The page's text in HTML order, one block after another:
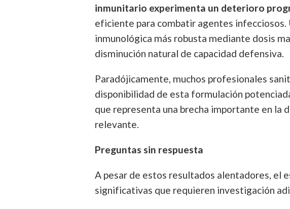
inmunitario experimenta un deterioro
eficiente para combatir agentes infecciosos.
inmunológica más robusta mediante dosis
disminución natural de capacidad defensiva.
Paradójicamente, muchos profesionales
disponibilidad de esta formulación
que representa una brecha importante en la
relevante.
Preguntas sin respuesta
A pesar de estos resultados alentadores, el
significativas que requieren investigación